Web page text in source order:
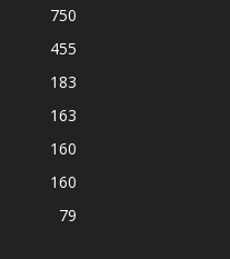
750
455
183
163
160
160
79